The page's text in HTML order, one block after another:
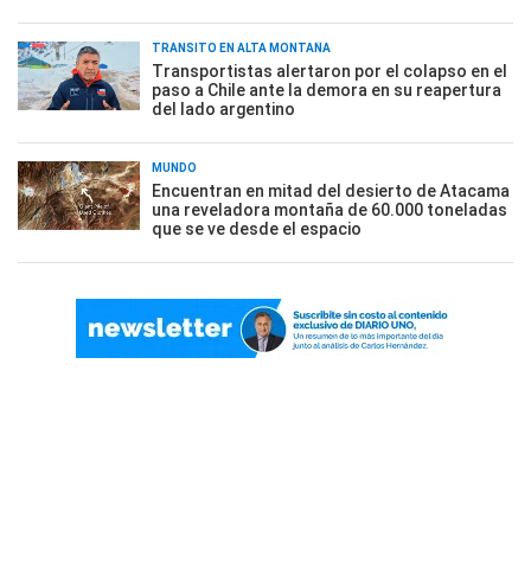
TRÁNSITO EN ALTA MONTAÑA
Transportistas alertaron por el colapso en el
paso a Chile ante la demora en su reapertura
del lado argentino
MUNDO
Encuentran en mitad del desierto de Atacama
una reveladora montaña de 60.000 toneladas
que se ve desde el espacio